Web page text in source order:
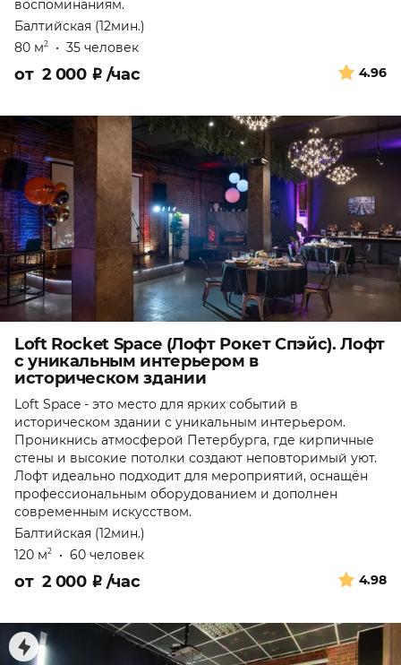
воспоминаниям.
Балтийская (12мин.)
80 м2 • 35 человек
4.96
от 2 000 ₽ /час
Loft Rocket Space (Лофт Рокет Спэйс). Лофт
с уникальным интерьером в
историческом здании
Loft Space - это место для ярких событий в
историческом здании с уникальным интерьером.
Проникнись атмосферой Петербурга, где кирпичные
стены и высокие потолки создают неповторимый уют.
Лофт идеально подходит для мероприятий, оснащён
профессиональным оборудованием и дополнен
современным искусством.
Балтийская (12мин.)
120 м2 • 60 человек
4.98
от 2 000 ₽ /час